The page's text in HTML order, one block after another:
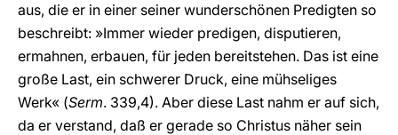
aus, die er in einer seiner wunderschönen Predigten so
beschreibt: »Immer wieder predigen, disputieren,
ermahnen, erbauen, für jeden bereitstehen. Das ist eine
große Last, ein schwerer Druck, eine mühseliges
Werk« (Serm. 339,4). Aber diese Last nahm er auf sich,
da er verstand, daß er gerade so Christus näher sein